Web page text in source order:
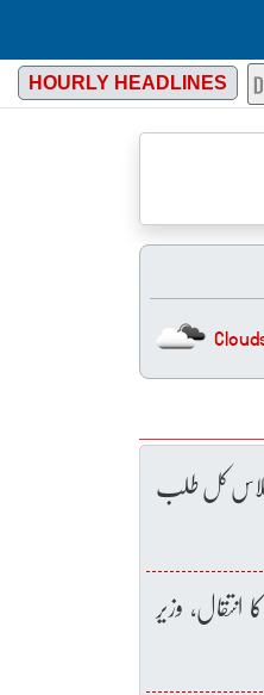
HOURLY HEADLINES
کل طلب
وزیر